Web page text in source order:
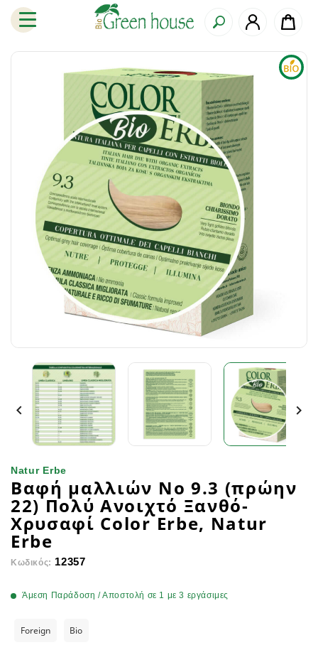
 
Natur Erbe
Βαφή μαλλιών Νο 9.3 (πρώην
22) Πολύ Ανοιχτό Ξανθό-
Χρυσαφί Color Erbe, Natur
Erbe
Κωδικός: 12357
Άμεση Παράδοση / Αποστολή σε 1 με 3 εργάσιμες
Foreign Bio